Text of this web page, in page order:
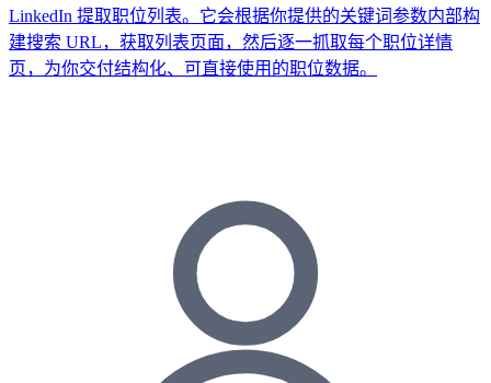
LinkedIn 提取职位列表。它会根据你提供的关键词参数内部构
建搜索 URL，获取列表页面，然后逐一抓取每个职位详情
页，为你交付结构化、可直接使用的职位数据。